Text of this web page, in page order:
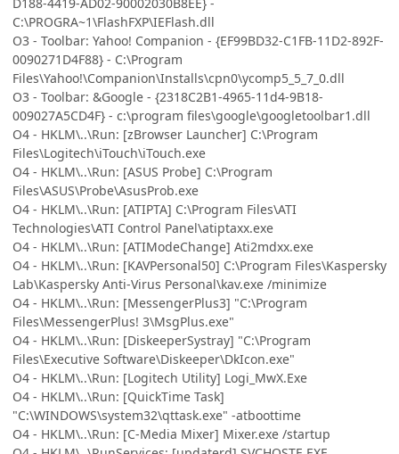
C:\PROGRA~1\FlashFXP\IEFlash.dll
O3 - Toolbar: Yahoo! Companion - {EF99BD32-C1FB-11D2-892F-
0090271D4F88} - C:\Program
Files\Yahoo!\Companion\Installs\cpn0\ycomp5_5_7_0.dll
O3 - Toolbar: &Google - {2318C2B1-4965-11d4-9B18-
009027A5CD4F} - c:\program files\google\googletoolbar1.dll
O4 - HKLM\..\Run: [zBrowser Launcher] C:\Program
Files\Logitech\iTouch\iTouch.exe
O4 - HKLM\..\Run: [ASUS Probe] C:\Program
Files\ASUS\Probe\AsusProb.exe
O4 - HKLM\..\Run: [ATIPTA] C:\Program Files\ATI
Technologies\ATI Control Panel\atiptaxx.exe
O4 - HKLM\..\Run: [ATIModeChange] Ati2mdxx.exe
O4 - HKLM\..\Run: [KAVPersonal50] C:\Program Files\Kaspersky
Lab\Kaspersky Anti-Virus Personal\kav.exe /minimize
O4 - HKLM\..\Run: [MessengerPlus3] "C:\Program
Files\MessengerPlus! 3\MsgPlus.exe"
O4 - HKLM\..\Run: [DiskeeperSystray] "C:\Program
Files\Executive Software\Diskeeper\DkIcon.exe"
O4 - HKLM\..\Run: [Logitech Utility] Logi_MwX.Exe
O4 - HKLM\..\Run: [QuickTime Task]
"C:\WINDOWS\system32\qttask.exe" -atboottime
O4 - HKLM\..\Run: [C-Media Mixer] Mixer.exe /startup